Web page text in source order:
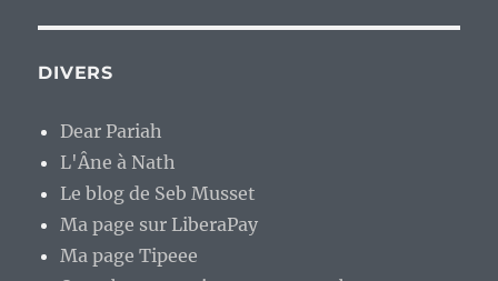
DIVERS
Dear Pariah
L'Âne à Nath
Le blog de Seb Musset
Ma page sur LiberaPay
Ma page Tipeee